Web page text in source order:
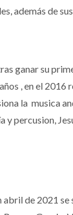
además de
ganar su
, en el
la musica
y percusion,
abril de 2021